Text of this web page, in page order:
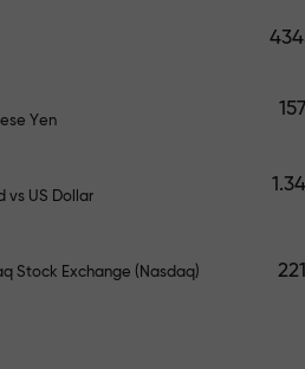
نہیں ہے۔ ڈپازٹ جتنا
ہی
- ہم
Yen
vs US Dollar
Stock Exchange (Nasdaq)